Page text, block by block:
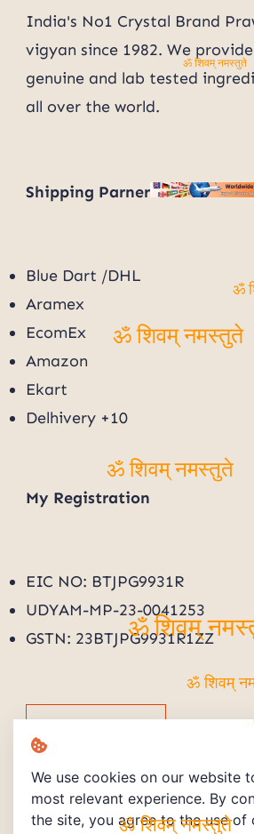
India's No1 Crystal Brand
vigyan since 1982. We
genuine and lab tested
all over the world.
Shipping Parner
Blue Dart /DHL
Aramex
EcomEx
Amazon
Ekart
Delhivery +10
My Registration
EIC NO: BTJPG9931R
UDYAM-MP-23-0041253
GSTN: 23BTJPG9931R1ZZ
We use cookies on our website
most relevant experience. By
the site, you agree to the use of
ॐ
ॐ शिवम् नमस्तुते
ॐ शिवम् नमस्तुते
ॐ शिवम्
ॐ शिवम् नमस्तुते
ॐ शिवम्